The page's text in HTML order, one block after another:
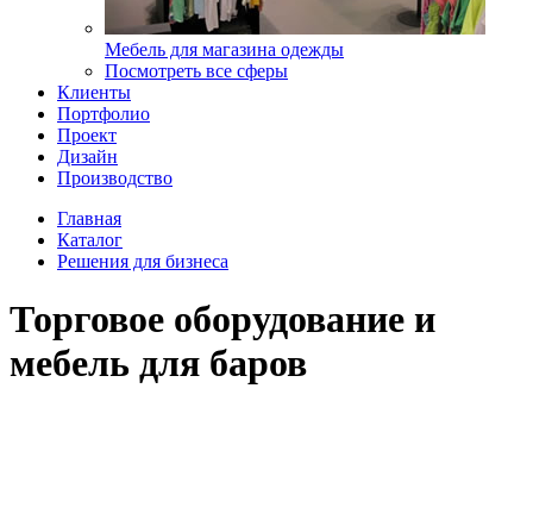
Мебель для магазина одежды
Посмотреть все сферы
Клиенты
Портфолио
Проект
Дизайн
Производство
Главная
Каталог
Решения для бизнеса
Торговое оборудование и
мебель для баров